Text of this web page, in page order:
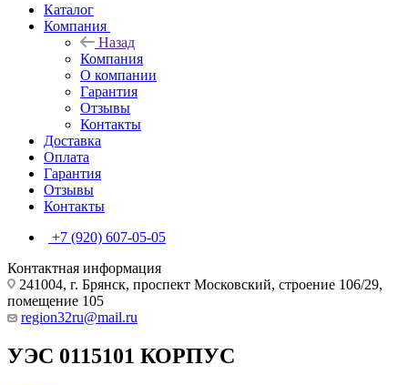
Каталог
Компания
Назад
Компания
О компании
Гарантия
Отзывы
Контакты
Доставка
Оплата
Гарантия
Отзывы
Контакты
+7 (920) 607-05-05
Контактная информация
241004, г. Брянск, проспект Московский, строение 106/29,
помещение 105
region32ru@mail.ru
УЭС 0115101 КОРПУС